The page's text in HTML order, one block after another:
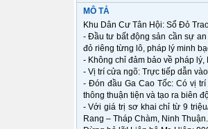
MÔ TẢ
Khu Dân Cư Tân Hội: Sổ Đỏ
- Đầu tư bất động sản cần sự
đỏ riêng từng lô, pháp lý minh
- Không chỉ đảm bảo về pháp
- Vị trí cửa ngõ: Trực tiếp dẫn
- Đón đầu Ga Cao Tốc: Có vị
thông thuận tiện và tạo ra biên
- Với giá trị sơ khai chỉ từ 9
Rang – Tháp Chàm, Ninh Thuận.